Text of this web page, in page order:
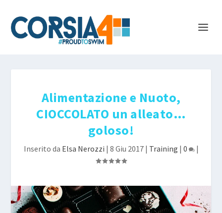
Alimentazione e Nuoto,
CIOCCOLATO un alleato…
goloso!
Inserito da Elsa Nerozzi | 8 Giu 2017| Training | 0 |